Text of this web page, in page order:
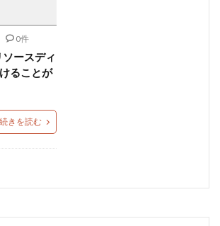
0件
ースディ
ることが
続きを読む